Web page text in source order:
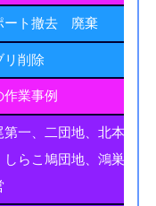
ート撤去 廃棄
リ削除
作業事例
第一、二団地、北本
しらこ鳩団地、鴻巣